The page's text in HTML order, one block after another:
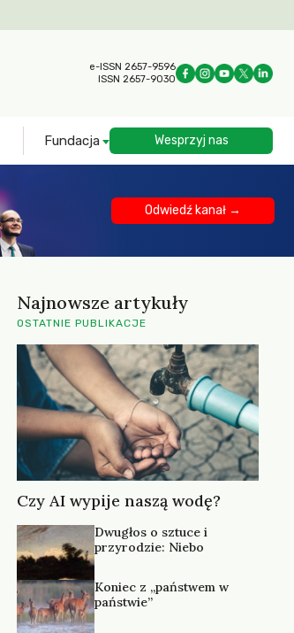
e-ISSN 2657-9596
ISSN 2657-9030
Fundacja Wesprzyj nas
Odwiedź kanał →
Najnowsze artykuły
OSTATNIE PUBLIKACJE
Czy AI wypije naszą wodę?
Dwugłos o sztuce i
przyrodzie: Niebo
Koniec z „państwem w
państwie”